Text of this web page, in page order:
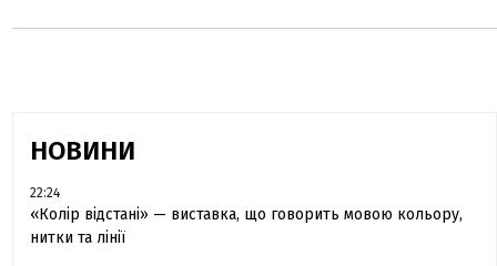
НОВИНИ
22:24
«Колір відстані» — виставка, що говорить мовою кольору,
нитки та лінії